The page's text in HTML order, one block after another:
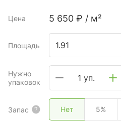
Цена 5 650 ₽ / м²
Площадь
Нужно
упаковок
1 уп.
Запас Нет 5%